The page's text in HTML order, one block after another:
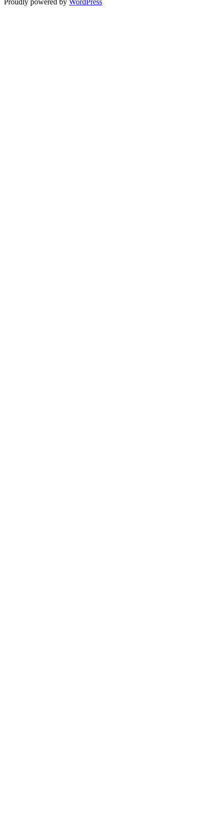
Proudly powered by WordPress